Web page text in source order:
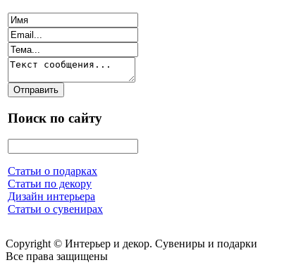
Поиск по сайту
Статьи о подарках
Статьи по декору
Дизайн интерьера
Статьи о сувенирах
Copyright © Интерьер и декор. Сувениры и подарки
Все права защищены